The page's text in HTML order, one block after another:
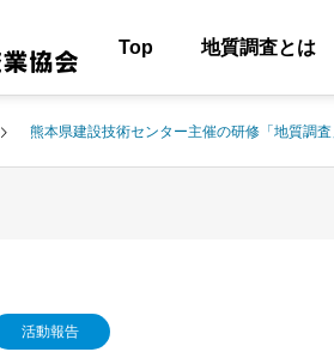
Top 地質調査とは
熊本県建設技術センター主催の研修「地質調
活動報告